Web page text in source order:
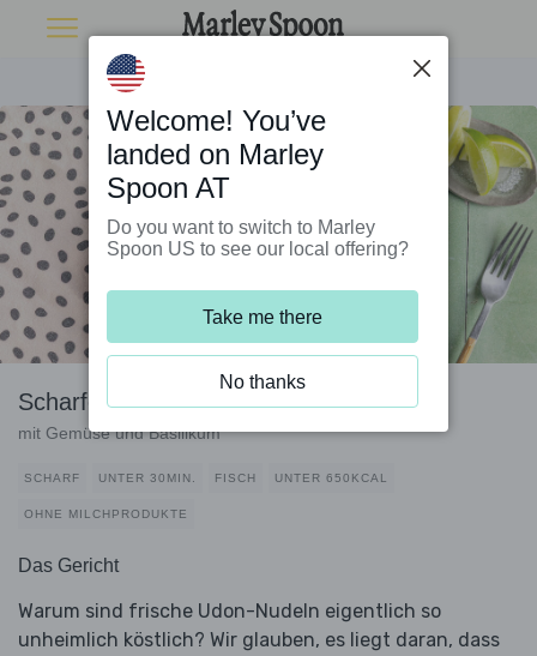
Scharfes Seehechtfilet auf Udon-Nudeln
mit Gemüse und Basilikum
SCHARF UNTER 30MIN. FISCH UNTER 650KCAL
OHNE MILCHPRODUKTE
Das Gericht
Warum sind frische Udon-Nudeln eigentlich so
unheimlich köstlich? Wir glauben, es liegt daran, dass
Welcome! You’ve
landed on Marley
Spoon AT
Do you want to switch to Marley
Spoon US to see our local offering?
Take me there
No thanks